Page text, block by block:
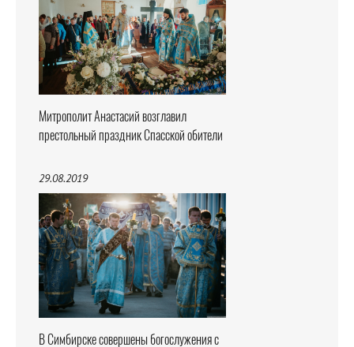
Митрополит Анастасий возглавил
престольный праздник Спасской обители
29.08.2019
В Симбирске совершены богослужения с